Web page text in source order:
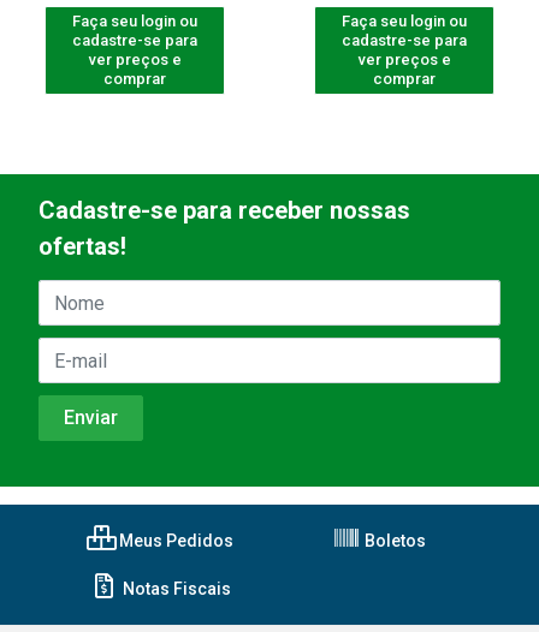
Faça seu login ou
cadastre-se para
ver preços e
comprar
Faça seu login ou
cadastre-se para
ver preços e
comprar
Cadastre-se para receber nossas
ofertas!
Meus Pedidos Boletos
Notas Fiscais